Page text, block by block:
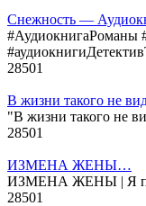
Снежность —
#АудиокнигаРоманы
28501
В жизни такого не
"В жизни такого не
28501
ИЗМЕНА ЖЕНЫ…
ИЗМЕНА ЖЕНЫ | Я
28501